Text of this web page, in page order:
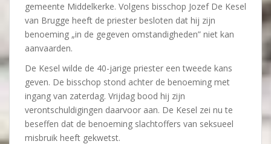
gemeente Middelkerke. Volgens bisschop Jozef De Kesel
van Brugge heeft de priester besloten dat hij zijn
benoeming „in de gegeven omstandigheden” niet kan
aanvaarden.
De Kesel wilde de 40-jarige priester een tweede kans
geven. De bisschop stond achter de benoeming met
ingang van zaterdag. Vrijdag bood hij zijn
verontschuldigingen daarvoor aan. De Kesel zei nu te
beseffen dat de benoeming slachtoffers van seksueel
misbruik heeft gekwetst.